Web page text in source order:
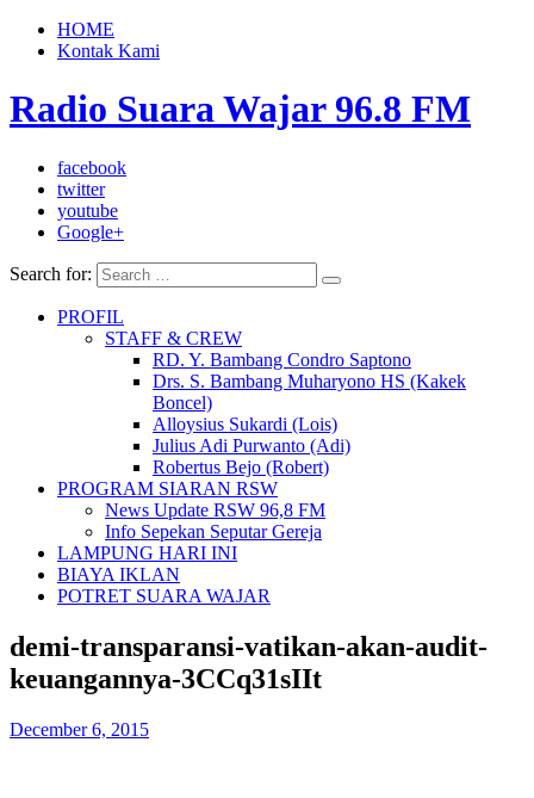
HOME
Kontak Kami
Radio Suara Wajar 96.8 FM
facebook
twitter
youtube
Google+
Search for:
PROFIL
STAFF & CREW
RD. Y. Bambang Condro Saptono
Drs. S. Bambang Muharyono HS (Kakek
Boncel)
Alloysius Sukardi (Lois)
Julius Adi Purwanto (Adi)
Robertus Bejo (Robert)
PROGRAM SIARAN RSW
News Update RSW 96,8 FM
Info Sepekan Seputar Gereja
LAMPUNG HARI INI
BIAYA IKLAN
POTRET SUARA WAJAR
demi-transparansi-vatikan-akan-audit-
keuangannya-3CCq31sIIt
December 6, 2015